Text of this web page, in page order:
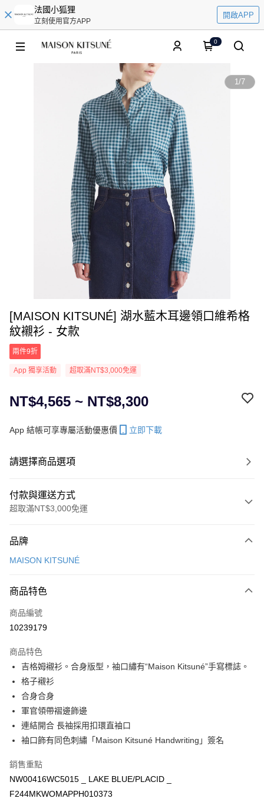
法國小狐狸
立刻使用官方APP
開啟APP
0
1/7
[MAISON KITSUNÉ] 湖水藍木耳邊領口維希格
紋襯衫 - 女款
兩件9折
App 獨享活動 超取滿NT$3,000免運
NT$4,565 ~ NT$8,300
App 結帳可享專屬活動優惠價 立即下載
請選擇商品選項
付款與運送方式
超取滿NT$3,000免運
信用卡一次付款
ATM付款
每筆NT$100，滿NT$3,000(含以上)免運費
付款後萊爾富取貨
每筆NT$100
付款後7-11取貨
每筆NT$100，滿NT$3,000(含以上)免運費
每筆NT$100，滿NT$3,000(含以上)免運費
品牌
MAISON KITSUNÉ
商品特色
商品編號
10239179
商品特色
吉格姆襯衫。合身版型，袖口繡有“Maison Kitsuné”手寫標誌。
格子襯衫
合身合身
軍官領帶褶邊飾邊
連結開合 長袖採用扣環直袖口
袖口飾有同色刺繡「Maison Kitsuné Handwriting」簽名
銷售重點
NW00416WC5015 _ LAKE BLUE/PLACID _
F244MKWOMAPPH010373